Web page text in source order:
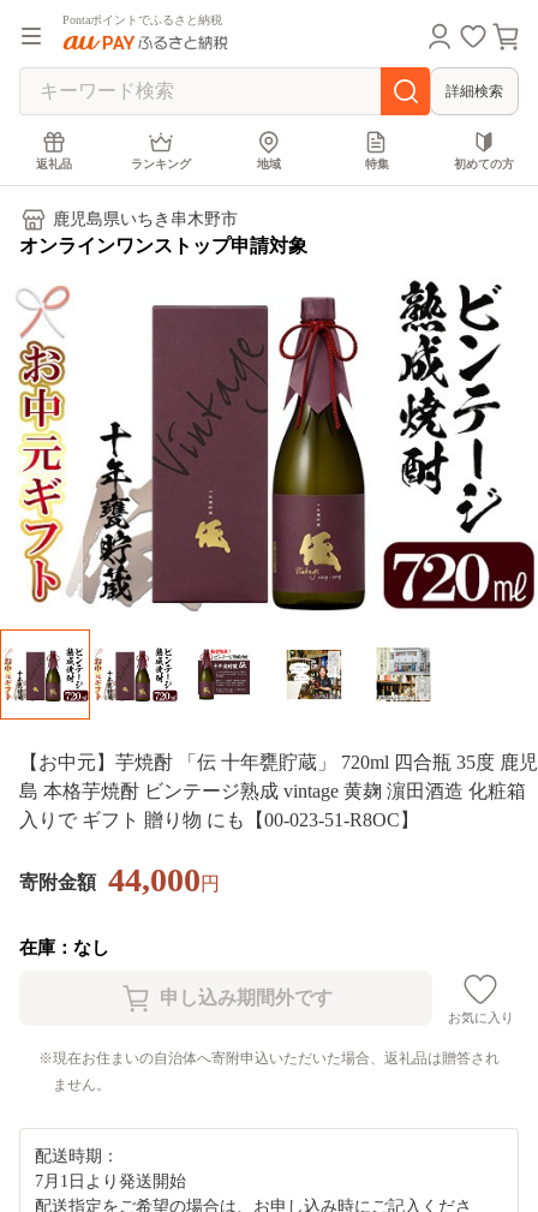
Pontaポイントでふるさと納税
詳細検索
返礼品 ランキング 地域 特集 初めての方
鹿児島県いちき串木野市
オンラインワンストップ申請対象
【お中元】芋焼酎 「伝 十年甕貯蔵」 720ml 四合瓶 35度 鹿児
島 本格芋焼酎 ビンテージ熟成 vintage 黄麹 濵田酒造 化粧箱
入りで ギフト 贈り物 にも【00-023-51-R8OC】
寄附金額 44,000円
在庫：なし
お気に入り
現在お住まいの自治体へ寄附申込いただいた場合、返礼品は贈答され
ません。
配送時期：
7月1日より発送開始
配送指定をご希望の場合は、お申し込み時にご記入くださ